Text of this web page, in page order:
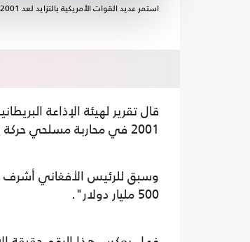
استمر عديد القوات الأمريكية بالتزايد لعد 2001 بينما واصلت واشنطن ضخ الأموال من أجل التصدي لمسلحي حركة طالبان- جيتي
قال تقرير لهيئة الإذاعة
2001 في محاربة مسلحي حركة طالبان في أفغانستان.
وسبق للرئيس الأفغاني أشرف
500 مليار دولار".